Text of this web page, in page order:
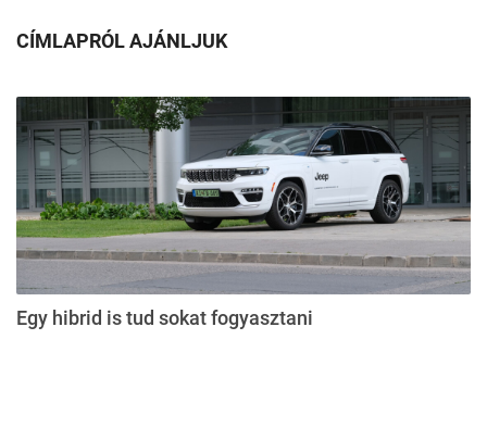
CÍMLAPRÓL AJÁNLJUK
Egy hibrid is tud sokat fogyasztani